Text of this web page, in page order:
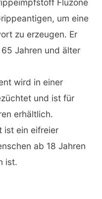
um eine
zu erzeugen. Er
Jahren und älter
wird in einer
und ist für
erhältlich.
ist ein eifreier
ab 18 Jahren
ist.